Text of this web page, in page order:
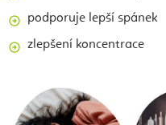
podporuje lepší spánek
zlepšení koncentrace